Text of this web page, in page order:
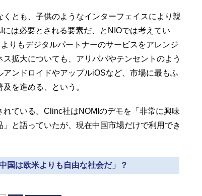
とも、子供のようなインターフェイスにより親
は必要とされる要素だ、とNIOでは考えてい
りもデジタルパートナーのサービスをアレンジ
拡大についても、アリババやテンセントのよう
ンドロイドやアップルiOSなど、市場に最もふ
を進める、という。
ている。Clinc社はNOMIのデモを「非常に興味
と語っていたが、現在中国市場だけで利用でき
国は欧米よりも自由な社会だ」？